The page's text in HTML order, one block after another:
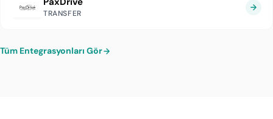
TRANSFER
Tüm Entegrasyonları Gör